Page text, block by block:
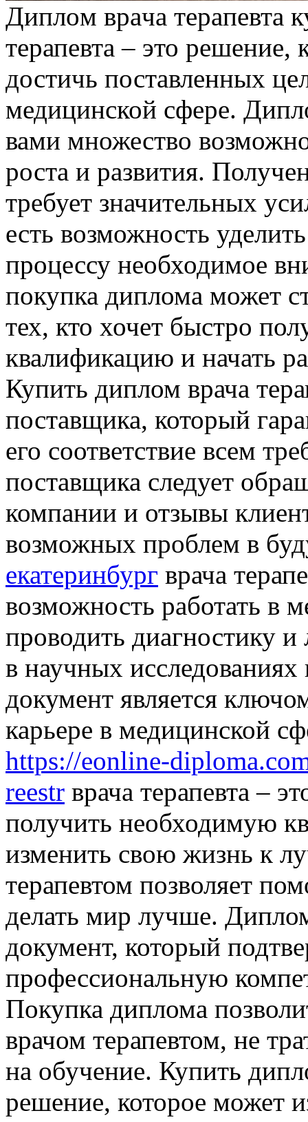
Диплoм врaчa тeрaпeвтa
терапевта – это
достичь поставленных
медицинской сфере.
вами множество
роста и развития.
требует значительных
есть возможность
процессу необходимое
покупка диплома может
тех, кто хочет быстро
квалификацию и начать
Купить диплом врача
поставщика, который
его соответствие всем
поставщика следует
компании и отзывы
возможных проблем в
екатеринбург врача
возможность работать в
проводить диагностику и
в научных
документ является
карьере в медицинской
https://eonline-
reestr врача терапевта –
получить необходимую
изменить свою жизнь к
терапевтом позволяет
делать мир лучше.
документ, который
профессиональную
Покупка диплома
врачом терапевтом, не
на обучение. Купить
решение, которое может